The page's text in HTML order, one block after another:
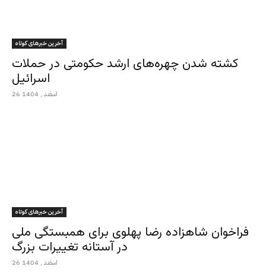
آخرین خبرهای کوتاه
کشته شدن چهره‌های ارشد حکومتی در حملات
اسرائیل
26 اسفند , 1404
آخرین خبرهای کوتاه
فراخوان شاهزاده رضا پهلوی برای همبستگی ملی
در آستانه تغییرات بزرگ
26 اسفند , 1404